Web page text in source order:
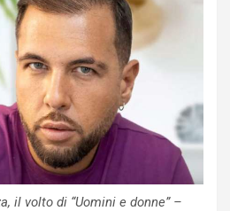
il volto di “Uomini e donne” –